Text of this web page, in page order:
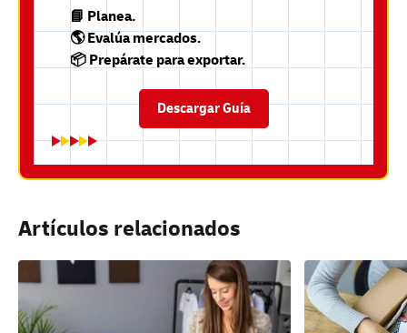
📘 Planea.
🌎 Evalúa mercados.
📦 Prepárate para exportar.
Descargar Guía
Artículos relacionados